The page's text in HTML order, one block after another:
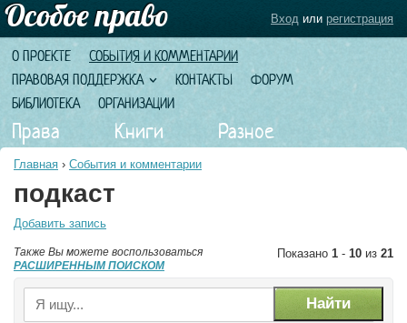
О ПРОЕКТЕ
СОБЫТИЯ И КОММЕНТАРИИ
ПРАВОВАЯ ПОДДЕРЖКА
КОНТАКТЫ
ФОРУМ
БИБЛИОТЕКА
ОРГАНИЗАЦИИ
Права Книги Разное
Вход или регистрация
Главная › События и комментарии
подкаст
Добавить запись
Показано 1 - 10 из 21
Также Вы можете воспользоваться
РАСШИРЕННЫМ ПОИСКОМ